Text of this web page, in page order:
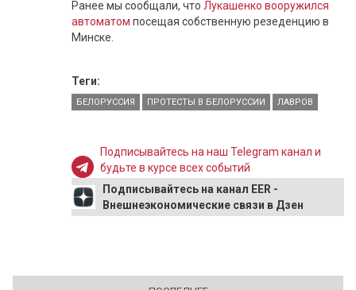
Ранее мы сообщали, что Лукашенко вооружился
автоматом посещая собственную резеденцию в
Минске.
Теги:
БЕЛОРУССИЯ ПРОТЕСТЫ В БЕЛОРУССИИ ЛАВРОВ
Подписывайтесь на наш Telegram канал и
будьте в курсе всех событий
Подписывайтесь на канал EER -
Внешнеэкономические связи в Дзен